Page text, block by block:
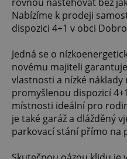
rovnou nastěhovat bez
Nabízíme k prodeji
dispozici 4+1 v obci
Jedná se o
novému majiteli
vlastnosti a nízké náklady
promyšlenou dispozicí
místnosti ideální pro
je také garáž a dlážděný
parkovací stání přímo na